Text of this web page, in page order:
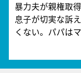
暴力夫が親権取
息子が切実な訴
くない。パパは